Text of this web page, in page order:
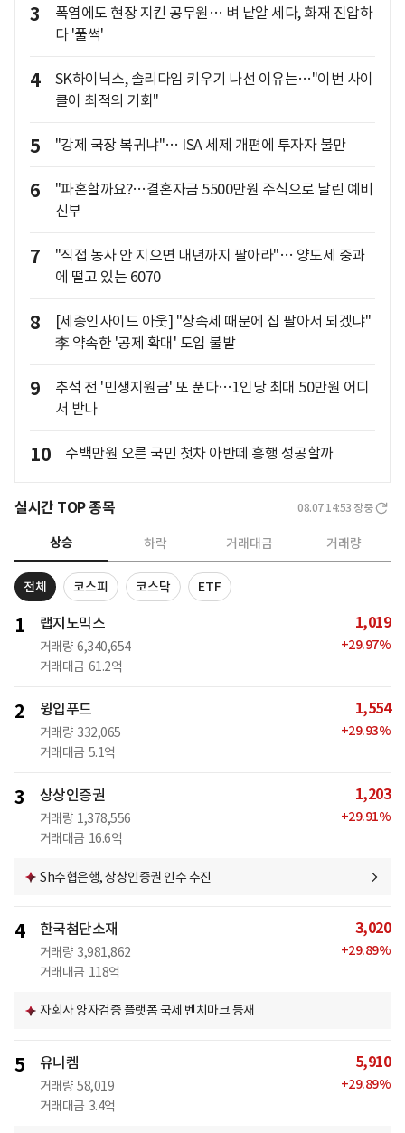
3
폭염에도 현장 지킨 공무원… 벼 낱알 세다, 화재 진압하
다 '풀썩'
4
SK하이닉스, 솔리다임 키우기 나선 이유는…"이번 사이
클이 최적의 기회"
5 "강제 국장 복귀냐"… ISA 세제 개편에 투자자 불만
6
"파혼할까요?…결혼자금 5500만원 주식으로 날린 예비
신부
7
"직접 농사 안 지으면 내년까지 팔아라"… 양도세 중과
에 떨고 있는 6070
8
[세종인사이드 아웃] "상속세 때문에 집 팔아서 되겠냐"
李 약속한 '공제 확대' 도입 불발
9
추석 전 '민생지원금' 또 푼다…1인당 최대 50만원 어디
서 받나
10 수백만원 오른 국민 첫차 아반떼 흥행 성공할까
실시간 TOP 종목 08.07 14:53 장중
상승 하락 거래대금 거래량
전체 코스피 코스닥 ETF
1 랩지노믹스
거래량 6,340,654
거래대금 61.2억
1,019
+29.97%
2 윙입푸드
거래량 332,065
거래대금 5.1억
1,554
+29.93%
3 상상인증권
거래량 1,378,556
거래대금 16.6억
1,203
+29.91%
Sh수협은행, 상상인증권 인수 추진
4 한국첨단소재
거래량 3,981,862
거래대금 118억
3,020
+29.89%
자회사 양자검증 플랫폼 국제 벤치마크 등재
5 유니켐
거래량 58,019
거래대금 3.4억
5,910
+29.89%